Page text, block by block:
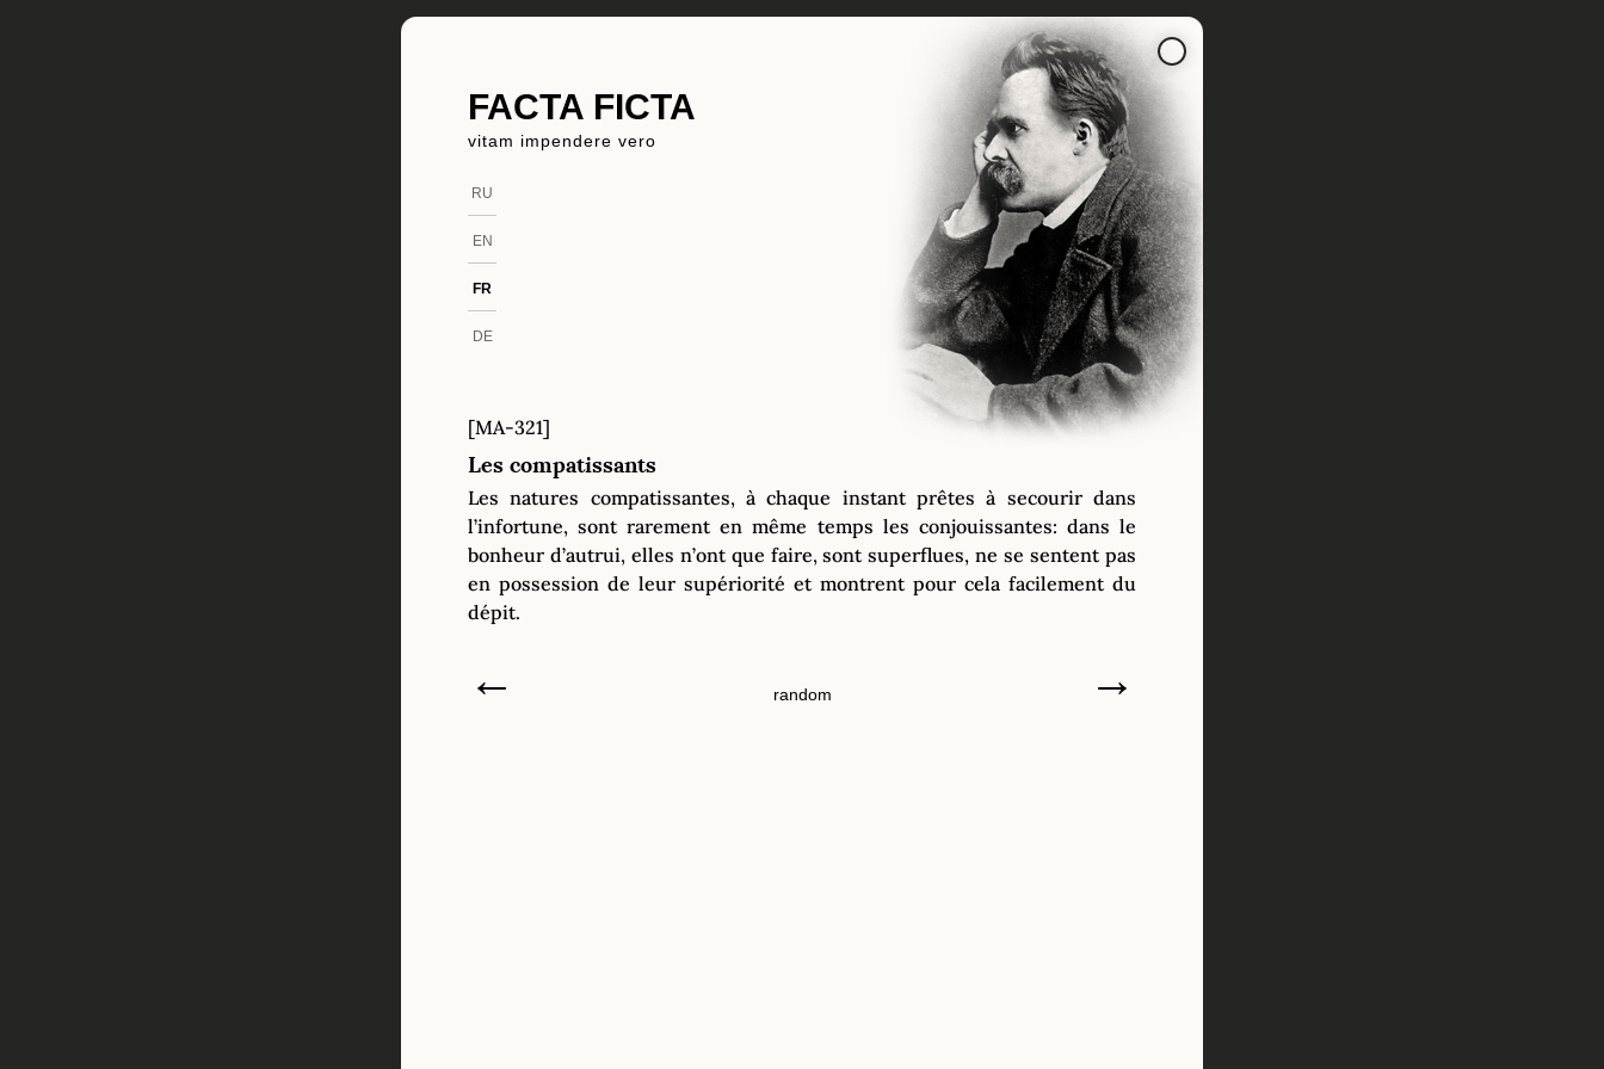
FACTA FICTA
vitam impendere vero
RU
EN
FR
DE
[MA-321]
Les compatissants
Les natures compatissantes, à chaque instant prêtes à secourir dans
l’infortune, sont rarement en même temps les conjouissantes: dans le
bonheur d’autrui, elles n’ont que faire, sont superflues, ne se sentent pas
en possession de leur supériorité et montrent pour cela facilement du
dépit.
← random →